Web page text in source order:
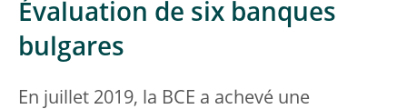
Évaluation de six banques
bulgares
En juillet 2019, la BCE a achevé une